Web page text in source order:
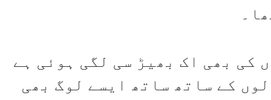
کی بھی اک بھیڑ سی لگی ہوئی ہے
کے ساتھ ساتھ ایسے لوگ بھی